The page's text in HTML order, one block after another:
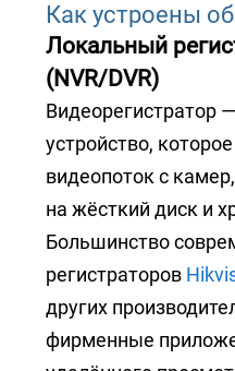
Как устроены
Локальный
(NVR/DVR)
Видеорегистратор
устройство,
видеопоток с
на жёсткий диск и
Большинство
регистраторов
других
фирменные